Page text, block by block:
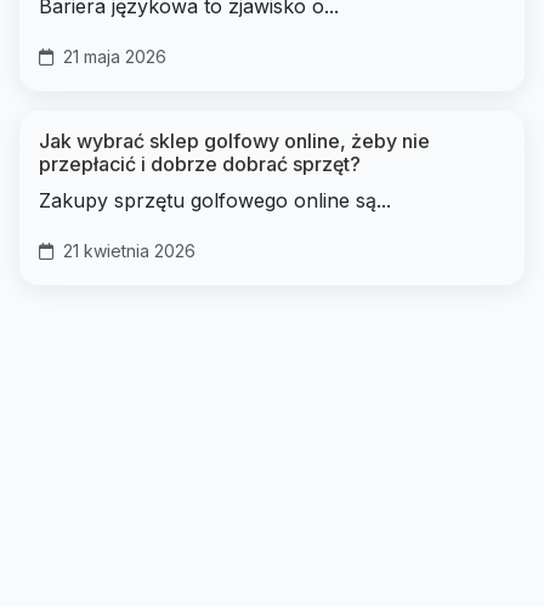
Bariera językowa to zjawisko o...
21 maja 2026
Jak wybrać sklep golfowy online, żeby nie
przepłacić i dobrze dobrać sprzęt?
Zakupy sprzętu golfowego online są...
21 kwietnia 2026